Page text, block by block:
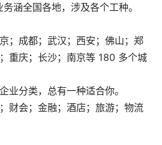
涵全国各地，涉及各个工种。
；成都；武汉；西安；佛山；郑
重庆；长沙；南京等 180 多个城
业分类，总有一种适合你。
财会；金融；酒店；旅游；物流